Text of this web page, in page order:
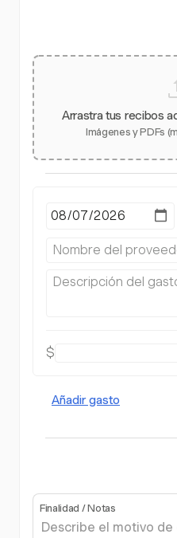
Arrastra tus recibos
Imágenes y PDFs
$
Añadir gasto
Finalidad / Notas